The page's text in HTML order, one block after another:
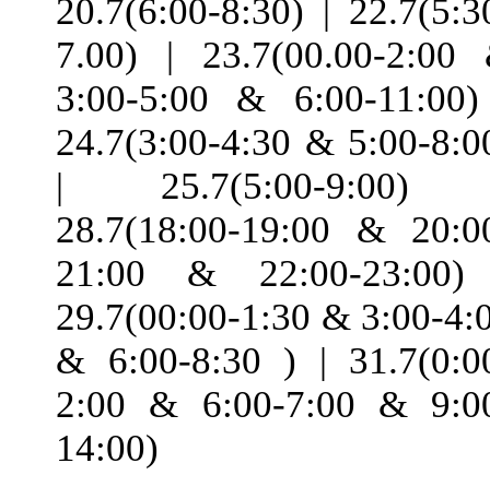
20.7(6:00-8:30) |
7.00) | 23.7(00.00-2:00
3:00-5:00 & 6:00-
24.7(3:00-4:30 & 5:00-
| 25.7(5:00-
28.7(18:00-19:00 &
21:00 & 22:00-
29.7(00:00-1:30 & 3:00-
& 6:00-8:30 ) |
2:00 & 6:00-7:00 &
14:00)